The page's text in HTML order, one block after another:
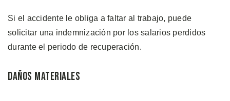
Si el accidente le obliga a faltar al trabajo, puede
solicitar una indemnización por los salarios perdidos
durante el periodo de recuperación.
Daños Materiales